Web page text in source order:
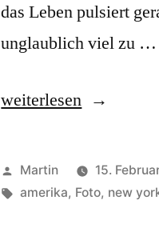
das Leben pulsiert
unglaublich viel zu …
„The
Apple“
weiterlesen
Veröffentlicht
von
Martin 15.
Schlagwörter:
amerika, Foto, new